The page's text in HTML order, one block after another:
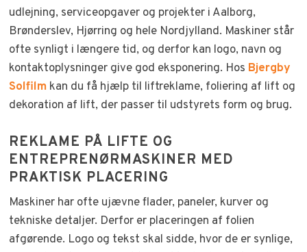
udlejning, serviceopgaver og projekter i Aalborg,
Brønderslev, Hjørring og hele Nordjylland. Maskiner står
ofte synligt i længere tid, og derfor kan logo, navn og
kontaktoplysninger give god eksponering. Hos Bjergby
Solfilm kan du få hjælp til liftreklame, foliering af lift og
dekoration af lift, der passer til udstyrets form og brug.
REKLAME PÅ LIFTE OG
ENTREPRENØRMASKINER MED
PRAKTISK PLACERING
Maskiner har ofte ujævne flader, paneler, kurver og
tekniske detaljer. Derfor er placeringen af folien
afgørende. Logo og tekst skal sidde, hvor de er synlige,